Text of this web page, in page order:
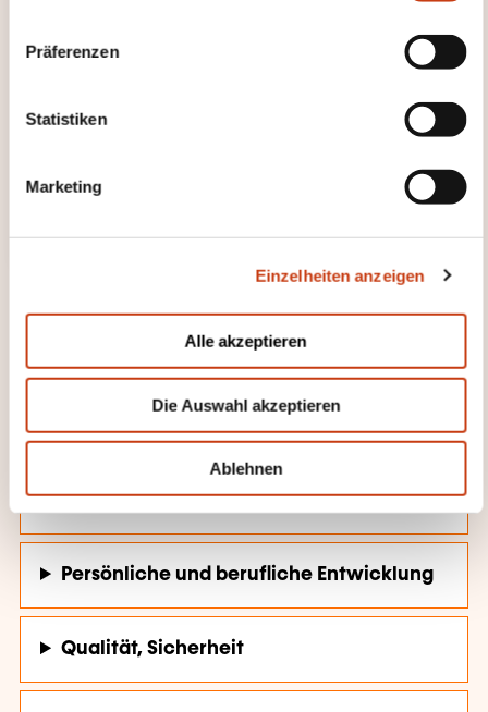
Präferenzen
Statistiken
Marketing
Einzelheiten anzeigen
Alle akzeptieren
Die Auswahl akzeptieren
Ablehnen
WEITERBILDUNGSFELDER
Gesundheit, Sozialmaßnahmen
Persönliche und berufliche Entwicklung
Qualität, Sicherheit